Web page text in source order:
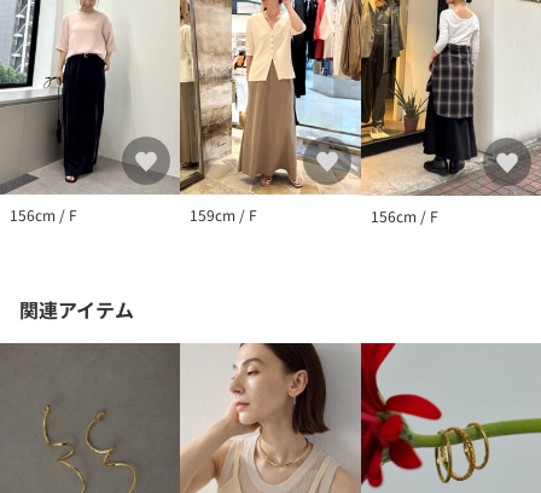
156cm / F 159cm / F 156cm / F
関連アイテム